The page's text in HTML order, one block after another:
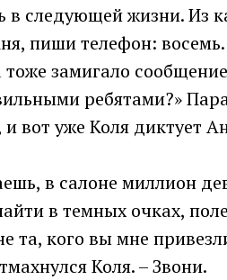
следующей жизни. Из
пиши телефон:
замигало
ребятами?»
вот уже Коля диктует
в салоне миллион
в темных очках,
та, кого вы мне
Коля. – Звони.